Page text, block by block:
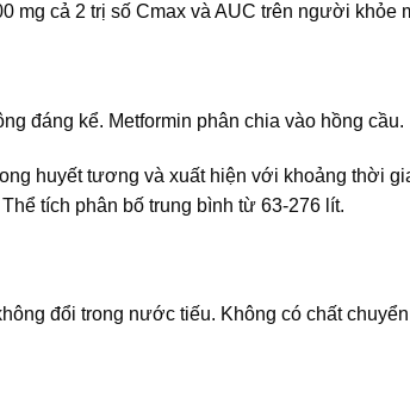
mg cả 2 trị số Cmax và AUC trên người khỏe
đáng kể. Metformin phân chia vào hồng cầu.
huyết tương và xuất hiện với khoảng thời
tích phân bố trung bình từ 63-276 lít.
đổi trong nước tiếu. Không có chất